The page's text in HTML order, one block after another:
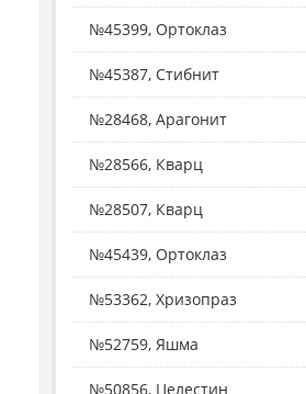
№45399, Ортоклаз
№45387, Стибнит
№28468, Арагонит
№28566, Кварц
№28507, Кварц
№45439, Ортоклаз
№53362, Хризопраз
№52759, Яшма
№50856, Целестин